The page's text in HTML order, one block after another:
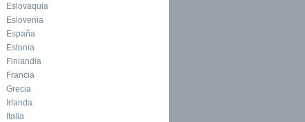
Eslovaquia
Eslovenia
España
Estonia
Finlandia
Francia
Grecia
Irlanda
Italia